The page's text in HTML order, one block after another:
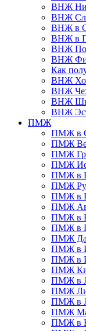
ВНЖ
ВНЖ
ВНЖ в
ВНЖ в
ВНЖ
ВНЖ
Как
ВНЖ
ВНЖ
ВНЖ
ВНЖ
ПМЖ
ПМЖ в
ПМЖ
ПМЖ
ПМЖ
ПМЖ в
ПМЖ
ПМЖ в
ПМЖ
ПМЖ в
ПМЖ в
ПМЖ
ПМЖ в
ПМЖ в
ПМЖ
ПМЖ в
ПМЖ
ПМЖ в
ПМЖ
ПМЖ в